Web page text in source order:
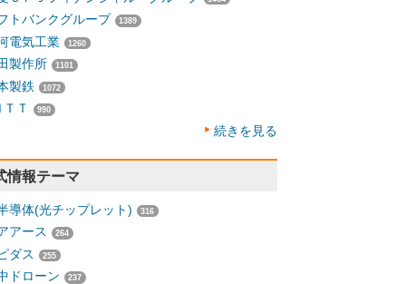
トバンクグループ 1389
電気工業 1260
製作所 1101
製鉄 1072
ＴＴ 990
続きを見る
情報テーマ
導体(光チップレット) 316
アース 264
ダス 255
ドローン 237